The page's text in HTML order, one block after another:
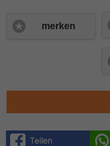
merken
Teilen